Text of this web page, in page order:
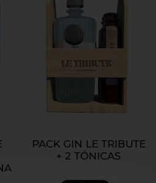
PACK GIN LE TRIBUTE
+ 2 TÓNICAS